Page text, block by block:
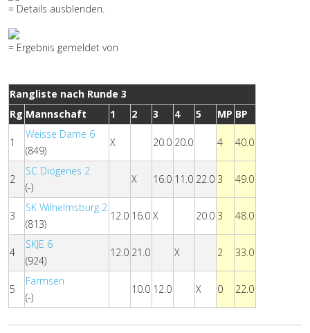
= Details ausblenden.
= Ergebnis gemeldet von
Rangliste nach Runde 3
Rg Mannschaft 1 2 3 4 5 MP BP
1
Weisse Dame 6
(849)
X 20.0 20.0 4 40.0
2
SC Diogenes 2
(-)
X 16.0 11.0 22.0 3 49.0
3
SK Wilhelmsburg 2
(813)
12.0 16.0 X 20.0 3 48.0
4
SKJE 6
(924)
12.0 21.0 X 2 33.0
5
Farmsen
(-)
10.0 12.0 X 0 22.0